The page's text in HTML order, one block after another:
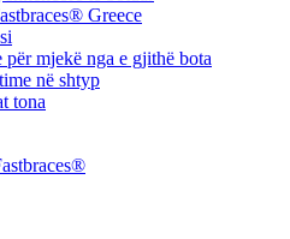
Greece
për mjekë nga e gjithë bota
në shtyp
tona